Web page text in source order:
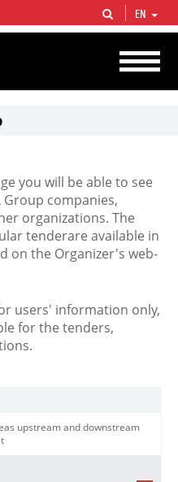
integrated companies in the world
and circa 1% of proved hydrocarbon
EN
you will be able to see
companies,
organizations. The
tenderare available in
on the Organizer's web-
users' information only,
for the tenders,
upstream and downstream